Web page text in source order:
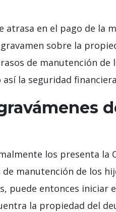
atrasa en el pago de la
sobre la
de manutención
la seguridad
los presenta la
manutención de los
puede entonces iniciar
la propiedad del